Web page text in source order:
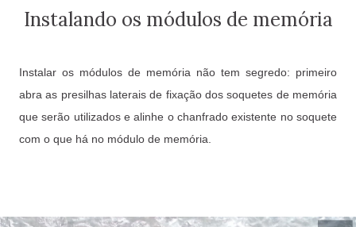
Instalando os módulos de memória
Instalar os módulos de memória não tem segredo: primeiro
abra as presilhas laterais de fixação dos soquetes de memória
que serão utilizados e alinhe o chanfrado existente no soquete
com o que há no módulo de memória.